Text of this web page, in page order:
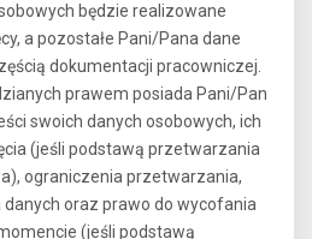
będzie realizowane
a pozostałe Pani/Pana dane
dokumentacji pracowniczej.
prawem posiada Pani/Pan
swoich danych osobowych, ich
(jeśli podstawą przetwarzania
ograniczenia przetwarzania,
oraz prawo do wycofania
(jeśli podstawą